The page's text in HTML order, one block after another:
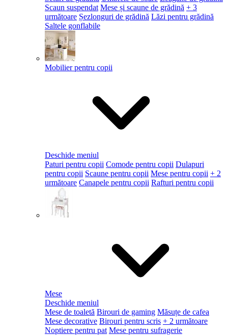
Scaun suspendat Mese și scaune de grădină + 3
următoare Șezlonguri de grădină Lăzi pentru grădină
Saltele gonflabile
Mobilier pentru copii
Deschide meniul
Paturi pentru copii Comode pentru copii Dulapuri
pentru copii Scaune pentru copii Mese pentru copii + 2
următoare Canapele pentru copii Rafturi pentru copii
Mese
Deschide meniul
Mese de toaletă Birouri de gaming Măsuțe de cafea
Mese decorative Birouri pentru scris + 2 următoare
Noptiere pentru pat Mese pentru sufragerie